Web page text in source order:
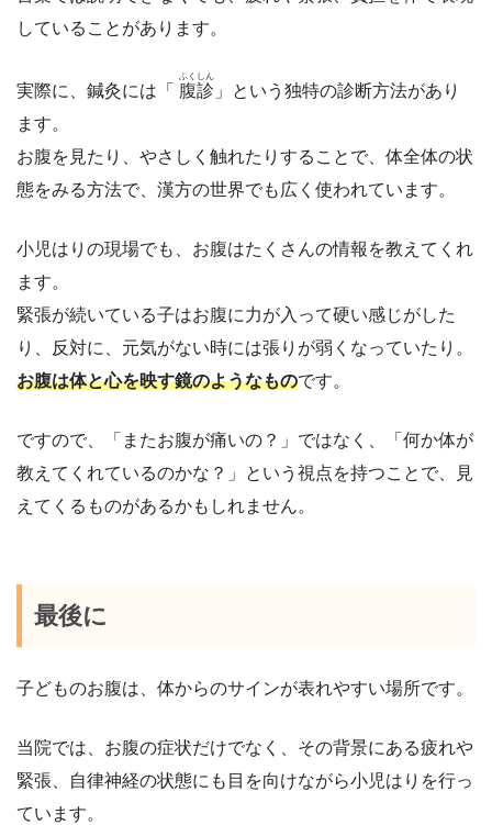
していることがあります。
実際に、鍼灸には「 腹診
ふくしん
」という独特の診断方法があり
ます。
お腹を見たり、やさしく触れたりすることで、体全体の状
態をみる方法で、漢方の世界でも広く使われています。
小児はりの現場でも、お腹はたくさんの情報を教えてくれ
ます。
緊張が続いている子はお腹に力が入って硬い感じがした
り、反対に、元気がない時には張りが弱くなっていたり。
お腹は体と心を映す鏡のようなものです。
ですので、「またお腹が痛いの？」ではなく、「何か体が
教えてくれているのかな？」という視点を持つことで、見
えてくるものがあるかもしれません。
最後に
子どものお腹は、体からのサインが表れやすい場所です。
当院では、お腹の症状だけでなく、その背景にある疲れや
緊張、自律神経の状態にも目を向けながら小児はりを行っ
ています。